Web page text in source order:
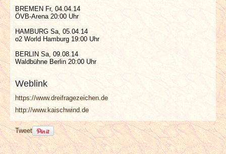
BREMEN Fr, 04.04.14
ÖVB-Arena 20:00 Uhr
HAMBURG Sa, 05.04.14
o2 World Hamburg 19:00 Uhr
BERLIN Sa, 09.08.14
Waldbühne Berlin 20:00 Uhr
Weblink
https://www.dreifragezeichen.de
http://www.kaischwind.de
Tweet